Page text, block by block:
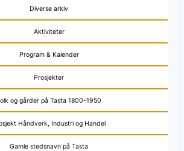
Diverse arkiv
Aktiviteter
Program & Kalender
Prosjekter
og gårder på Tasta 1800-1950
Håndverk, Industri og Handel
Gamle stedsnavn på Tasta